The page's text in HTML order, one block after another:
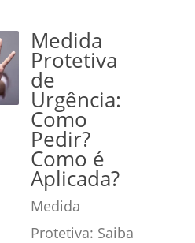
Medida
Protetiva
de
Urgência:
Como
Pedir?
Como é
Aplicada?
Medida
Protetiva: Saiba